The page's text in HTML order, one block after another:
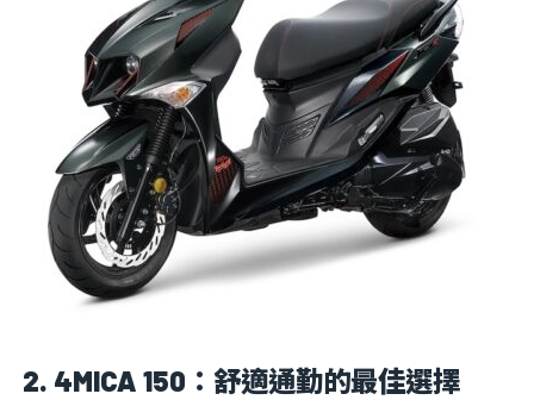
2. 4MICA 150：舒適通勤的最佳選擇